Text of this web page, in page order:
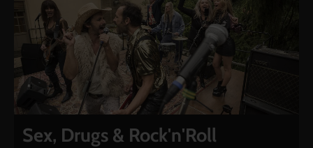
So geht’s
Filmpakete
Gutscheine
Account
Warenkorb
Suche
Sex, Drugs & Rock'n'Roll